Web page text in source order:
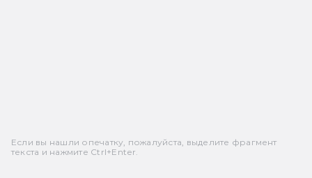
Если вы нашли опечатку, пожалуйста, выделите фрагмент
текста и нажмите Ctrl+Enter.